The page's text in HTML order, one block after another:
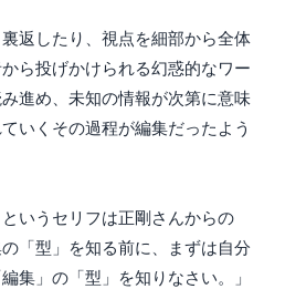
返したり、視点を細部から全体
ら投げかけられる幻惑的なワー
進め、未知の情報が次第に意味
いくその過程が編集だったよう
いうセリフは正剛さんからの
の「型」を知る前に、まずは自分
集」の「型」を知りなさい。」